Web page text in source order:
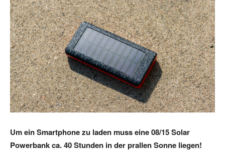
Um ein Smartphone zu laden muss eine 08/15 Solar
Powerbank ca. 40 Stunden in der prallen Sonne liegen!